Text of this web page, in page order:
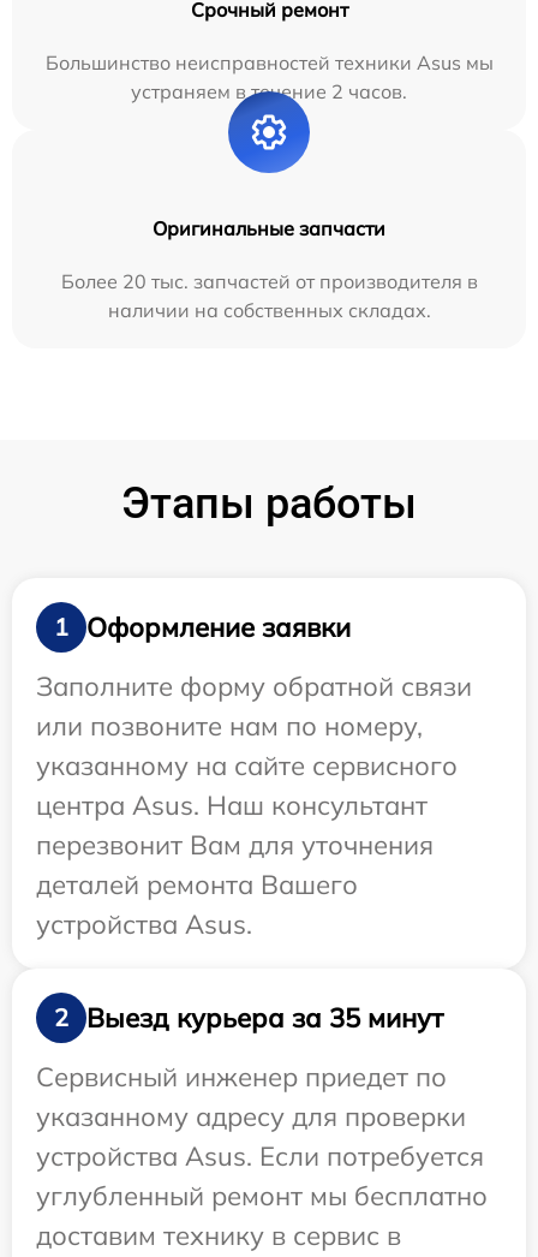
Срочный ремонт
Большинство неисправностей техники Asus мы
устраняем в течение 2 часов.
Оригинальные запчасти
Более 20 тыс. запчастей от производителя в
наличии на собственных складах.
Этапы работы
1
Оформление заявки
Заполните форму обратной связи
или позвоните нам по номеру,
указанному на сайте сервисного
центра Asus. Наш консультант
перезвонит Вам для уточнения
деталей ремонта Вашего
устройства Asus.
2
Выезд курьера за 35 минут
Сервисный инженер приедет по
указанному адресу для проверки
устройства Asus. Если потребуется
углубленный ремонт мы бесплатно
доставим технику в сервис в